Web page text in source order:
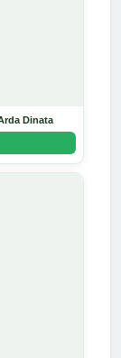
Dinata